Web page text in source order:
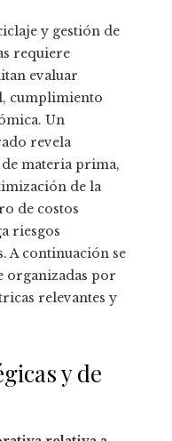
y gestión de
requiere
evaluar
cumplimiento
Un
revela
materia prima,
de la
de costos
riesgos
A continuación se
organizadas por
relevantes y
y de